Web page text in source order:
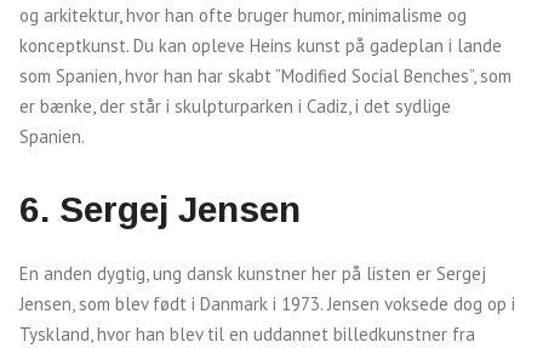
og arkitektur, hvor han ofte bruger humor, minimalisme og
konceptkunst. Du kan opleve Heins kunst på gadeplan i lande
som Spanien, hvor han har skabt ”Modified Social Benches”, som
er bænke, der står i skulpturparken i Cadiz, i det sydlige
Spanien.
6. Sergej Jensen
En anden dygtig, ung dansk kunstner her på listen er Sergej
Jensen, som blev født i Danmark i 1973. Jensen voksede dog op i
Tyskland, hvor han blev til en uddannet billedkunstner fra